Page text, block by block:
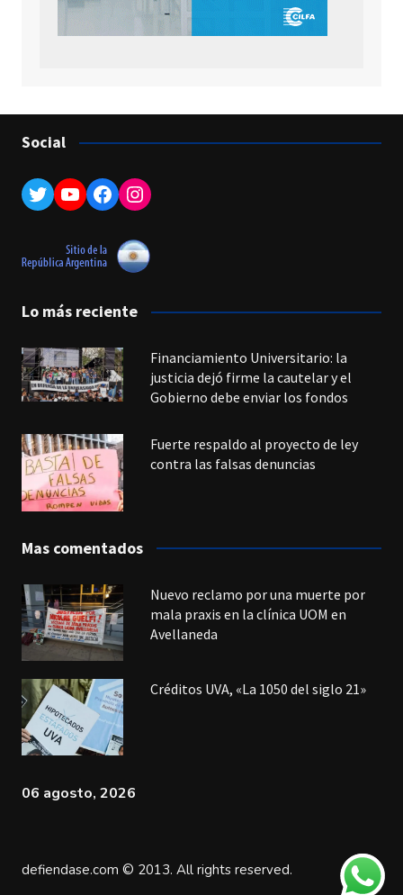
Social
Twitter
YouTube
Facebook
Instagram
Lo más reciente
Financiamiento Universitario: la
justicia dejó firme la cautelar y el
Gobierno debe enviar los fondos
Fuerte respaldo al proyecto de ley
contra las falsas denuncias
Mas comentados
Nuevo reclamo por una muerte por
mala praxis en la clínica UOM en
Avellaneda
Créditos UVA, «La 1050 del siglo 21»
06 agosto, 2026
defiendase.com © 2013. All rights reserved.